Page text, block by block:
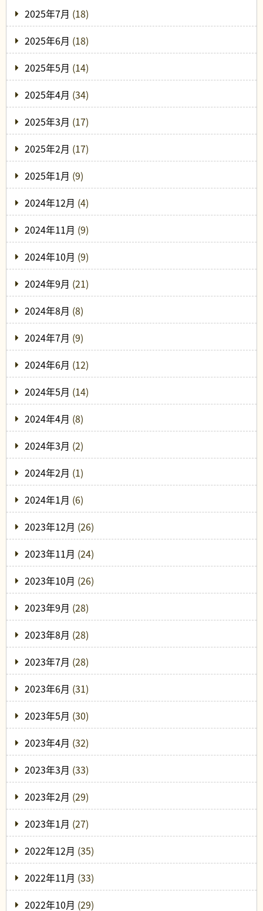
2025年7月 (18)
2025年6月 (18)
2025年5月 (14)
2025年4月 (34)
2025年3月 (17)
2025年2月 (17)
2025年1月 (9)
2024年12月 (4)
2024年11月 (9)
2024年10月 (9)
2024年9月 (21)
2024年8月 (8)
2024年7月 (9)
2024年6月 (12)
2024年5月 (14)
2024年4月 (8)
2024年3月 (2)
2024年2月 (1)
2024年1月 (6)
2023年12月 (26)
2023年11月 (24)
2023年10月 (26)
2023年9月 (28)
2023年8月 (28)
2023年7月 (28)
2023年6月 (31)
2023年5月 (30)
2023年4月 (32)
2023年3月 (33)
2023年2月 (29)
2023年1月 (27)
2022年12月 (35)
2022年11月 (33)
2022年10月 (29)